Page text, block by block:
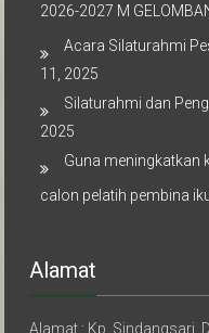
2026-2027 M
Acara Silaturahmi
11, 2025
Silaturahmi dan
2025
Guna meningkatkan
calon pelatih pembina
Alamat
Alamat : Kp. Sindangsari,